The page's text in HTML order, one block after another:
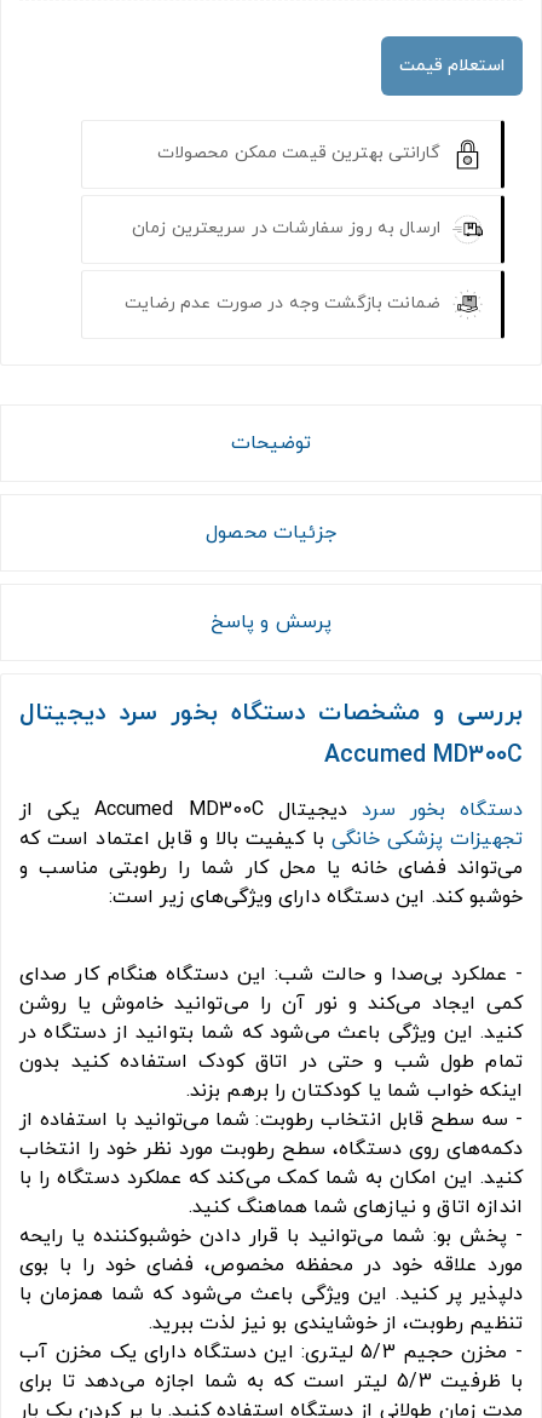
استعلام قیمت
گارانتی بهترین قیمت ممکن محصولات
ارسال به روز سفارشات در سریعترین زمان
ضمانت بازگشت وجه در صورت عدم رضایت
توضیحات
جزئیات محصول
پرسش و پاسخ
بررسی و مشخصات دستگاه بخور سرد دیجیتال
Accumed MD300C
دستگاه بخور سرددیجیتال Accumed MD300C یکی از
تجهیزات پزشکی خانگی با کیفیت بالا و قابل اعتماد است که
می‌تواند فضای خانه یا محل کار شما را رطوبتی مناسب و
خوشبو کند. این دستگاه دارای ویژگی‌های زیر است:
- عملکرد بی‌صدا و حالت شب: این دستگاه هنگام کار صدای
کمی ایجاد می‌کند و نور آن را می‌توانید خاموش یا روشن
کنید. این ویژگی باعث می‌شود که شما بتوانید از دستگاه در
تمام طول شب و حتی در اتاق کودک استفاده کنید بدون
اینکه خواب شما یا کودکتان را برهم بزند.
- سه سطح قابل انتخاب رطوبت: شما می‌توانید با استفاده از
دکمه‌های روی دستگاه، سطح رطوبت مورد نظر خود را انتخاب
کنید. این امکان به شما کمک می‌کند که عملکرد دستگاه را با
اندازه اتاق و نیازهای شما هماهنگ کنید.
- پخش بو: شما می‌توانید با قرار دادن خوشبوکننده یا رایحه
مورد علاقه خود در محفظه مخصوص، فضای خود را با بوی
دلپذیر پر کنید. این ویژگی باعث می‌شود که شما همزمان با
تنظیم رطوبت، از خوشایندی بو نیز لذت ببرید.
- مخزن حجیم 5/3 لیتری: این دستگاه دارای یک مخزن آب
با ظرفیت 5/3 لیتر است که به شما اجازه می‌دهد تا برای
مدت زمان طولانی از دستگاه استفاده کنید. با پر کردن یک بار